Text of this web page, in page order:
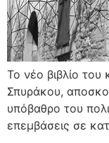
Το νέο βιβλίο
Σπυράκου,
υπόβαθρο του
επεμβάσεις σε